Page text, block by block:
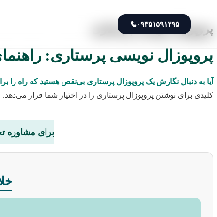
۰۹۳۵۱۵۹۱۳۹۵📞
پروپوزال نویسی پرستاری
پروپوزال نویسی پرستاری:
آیا به دنبال نگارش یک پروپوزال پرستاری بی‌نقص هستید که راه
کلیدی برای نوشتن پروپوزال پرستاری را در اختیار شما قرار
برای مشاوره